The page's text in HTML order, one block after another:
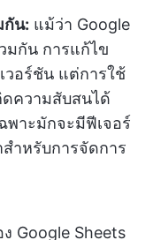
กัน: แม้ว่า Google
มกัน การแก้ไข
วอร์ชัน แต่การใช้
ความสับสนได้
าะมักจะมีฟีเจอร์
ำหรับการจัดการ
Google Sheets